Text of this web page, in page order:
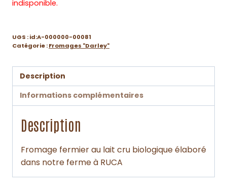
indisponible.
UGS :id:A-000000-00081
Catégorie :Fromages "Darley"
Description
Informations complémentaires
Description
Fromage fermier au lait cru biologique élaboré
dans notre ferme à RUCA